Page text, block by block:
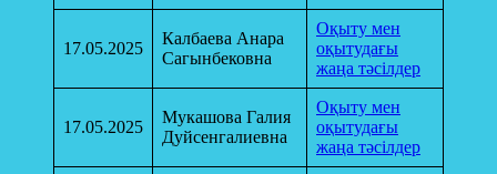
17.05.2025
Калбаева Анара
Сагынбековна
Оқыту мен
оқытудағы
жаңа тәсілдер
17.05.2025
Мукашова Галия
Дуйсенгалиевна
Оқыту мен
оқытудағы
жаңа тәсілдер